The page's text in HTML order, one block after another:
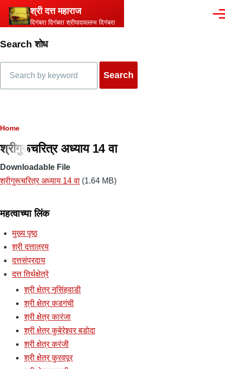
Skip to main content
श्री दत्त महाराज
दिगंबरा दिगंबरा श्रीपादवल्लभ दिगंबरा
Search शोध
Breadcrumb
Home
श्रीगुरूचरित्र अध्याय 14 वा
Downloadable File
श्रीगुरूचरित्र अध्याय 14 वा (1.64 MB)
महत्वाच्या लिंक
मुख्य पृष्ठ
श्री दत्तात्रय
दत्तसंप्रदाय
दत्त तिर्थक्षेत्रे
श्री क्षेत्र नृसिंहवाडी
श्री क्षेत्र कडगंची
श्री क्षेत्र कारंजा
श्री क्षेत्र कुबेरेश्र्वर बडोदा
श्री क्षेत्र करंजी
श्री क्षेत्र कुरवपूर